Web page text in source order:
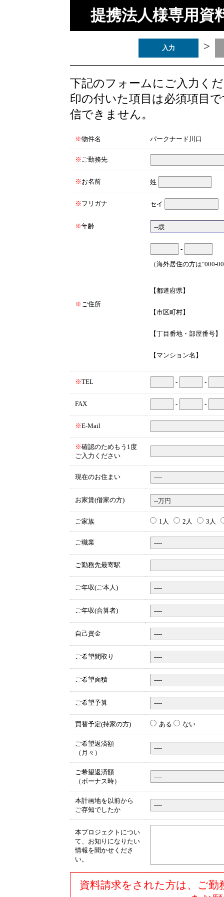
提携法人様専用資
入力 >
下記のフォームにご入力く
印の付いた項目は必須項目
信できません。
※物件名 パークナード川口
※ ご勤務先
※ お名前 姓
※ フリガナ セイ
※年齢
※ ご住所
-
（海外居住の方は"000-
【都道府県】
【市区町村】
【丁目番地・部屋番号】
【マンション名】
※TEL - -
FAX - -
※E-Mail
※確認のためもう1度
ご入力ください
現在のお住まい
お家賃(借家の方)
ご家族 1人 2人 3人
ご職業
ご勤務先最寄駅
ご年収(ご本人)
ご年収(合算者)
自己資金
ご希望間取り
ご希望面積
ご希望予算
買替予定(持家の方) ある ない
ご希望返済額
（月々）
ご希望返済額
（ボーナス時）
本計画地を以前から
ご存知でしたか
本プロジェクトについ
て、お知りになりたい
情報を聞かせくださ
い。
資料請求をされた方は、ご